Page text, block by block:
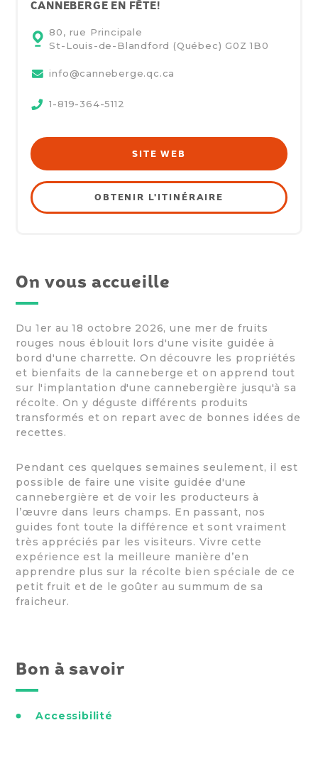
CANNEBERGE EN FÊTE!
80, rue Principale
St-Louis-de-Blandford (Québec) G0Z 1B0
info@canneberge.qc.ca
1-819-364-5112
SITE WEB
OBTENIR L'ITINÉRAIRE
On vous accueille
Du 1er au 18 octobre 2026, une mer de fruits
rouges nous éblouit lors d'une visite guidée à
bord d'une charrette. On découvre les propriétés
et bienfaits de la canneberge et on apprend tout
sur l'implantation d'une cannebergière jusqu'à sa
récolte. On y déguste différents produits
transformés et on repart avec de bonnes idées de
recettes.
Pendant ces quelques semaines seulement, il est
possible de faire une visite guidée d'une
cannebergière et de voir les producteurs à
l’œuvre dans leurs champs. En passant, nos
guides font toute la différence et sont vraiment
très appréciés par les visiteurs. Vivre cette
expérience est la meilleure manière d’en
apprendre plus sur la récolte bien spéciale de ce
petit fruit et de le goûter au summum de sa
fraicheur.
Bon à savoir
Accessibilité